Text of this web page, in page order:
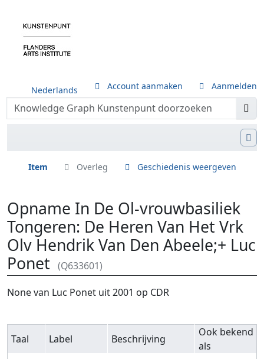
Nederlands Account aanmaken Aanmelden
Item Overleg Geschiedenis weergeven
Opname In De Ol-vrouwbasiliek
Tongeren: De Heren Van Het Vrk
Olv Hendrik Van Den Abeele;+ Luc
Ponet
(Q633601)
Ga naar:navigatie,zoeken
None van Luc Ponet uit 2001 op CDR
Taal Label Beschrijving
Ook bekend
als